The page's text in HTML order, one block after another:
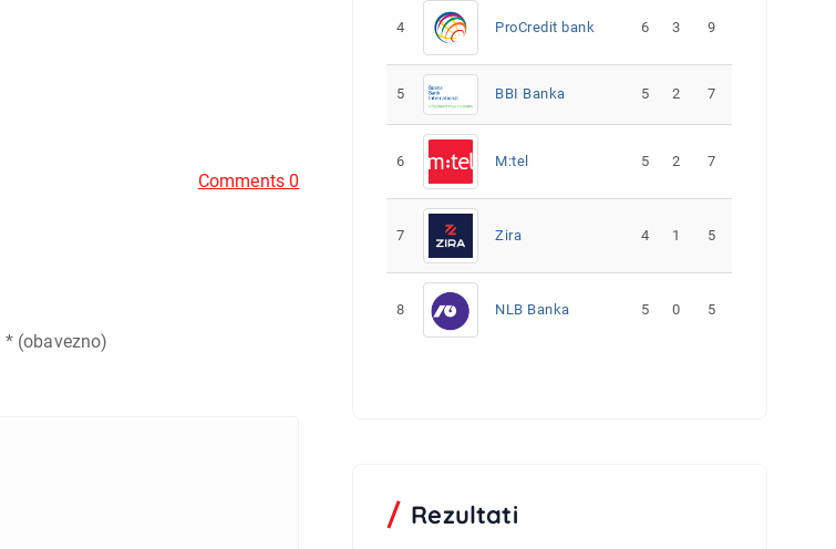
Comments 0
* (obavezno)
4 ProCredit bank 6 3 9
5 BBI Banka 5 2 7
6 M:tel 5 2 7
7 Zira 4 1 5
8 NLB Banka 5 0 5
Rezultati